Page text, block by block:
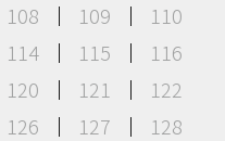
108 109
110
114 115
116
120 121
122
126 127
128